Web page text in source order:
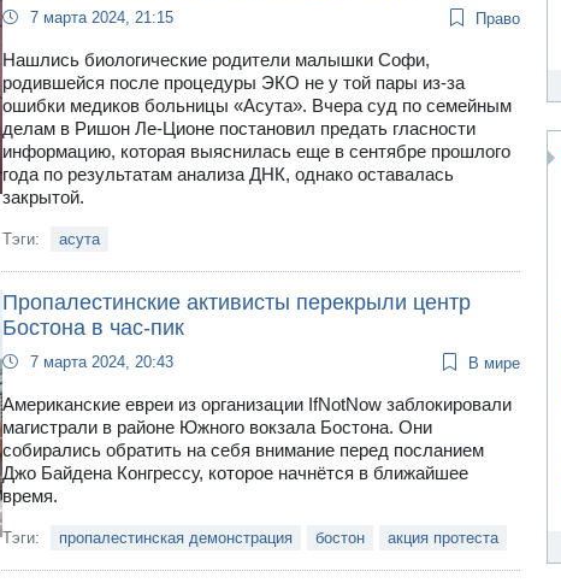
7 марта 2024, 21:15 Право
Нашлись биологические родители малышки Софи,
родившейся после процедуры ЭКО не у той пары из-за
ошибки медиков больницы «Асута». Вчера суд по семейным
делам в Ришон Ле-Ционе постановил предать гласности
информацию, которая выяснилась еще в сентябре прошлого
года по результатам анализа ДНК, однако оставалась
закрытой.
Тэги: асута
Пропалестинские активисты перекрыли центр
Бостона в час-пик
7 марта 2024, 20:43 В мире
Американские евреи из организации IfNotNow заблокировали
магистрали в районе Южного вокзала Бостона. Они
собирались обратить на себя внимание перед посланием
Джо Байдена Конгрессу, которое начнётся в ближайшее
время.
Тэги: пропалестинская демонстрация бостон акция протеста